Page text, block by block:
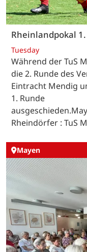
Rheinlandpokal
Tuesday
Während der TuS
die 2. Runde des
Eintracht Mendig
1. Runde
Rheindörfer : TuS
Mayen